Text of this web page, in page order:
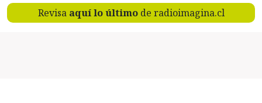
Revisa aquí lo últimode radioimagina.cl